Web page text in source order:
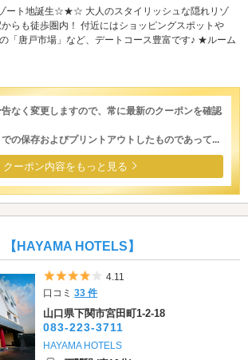
ト地誕生☆★☆ 大人のスタイリッシュな隠れリゾ
らも徒歩圏内！ 付近にはショッピングスポットや
の「唐戸市場」など、デートコース豊富です♪ ★ルーム
なく変更しますので、常に最新のクーポンを確認
の保存およびプリントアウトしたものであって...
クーポン内容をもっと見る
HAYAMA HOTELS】
5つ星のうち4
4.11
口コミ33 件
山口県下関市宮田町1-2-18
083-223-3711
HAYAMA HOTELS